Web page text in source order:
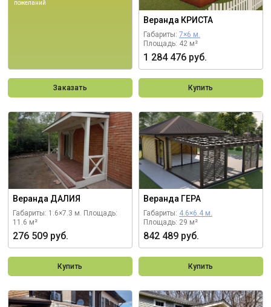
пожеланий
Заказать
Веранда КРИСТА
Габариты: 7×6 м.
Площадь: 42 м²
1 284 476 руб.
Купить
Веранда ДАЛИЯ
Габариты: 1.6×7.3 м. Площадь:
11.6 м²
276 509 руб.
Купить
Веранда ГЕРА
Габариты: 4.6×6.4 м.
Площадь: 29 м²
842 489 руб.
Купить